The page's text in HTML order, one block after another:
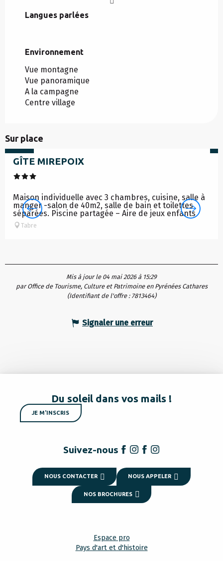
Langues parlées
Langues parlées
Environnement
Environnement
Vue montagne
Vue panoramique
A la campagne
Centre village
Sur place
900€
GÎTE MIREPOIX
Maison individuelle avec 3 chambres, cuisine, salle à
manger -salon de 40m2, salle de bain et toilettes
séparées. Piscine partagée – Aire de jeux enfants
Tabre
Mis à jour le 04 mai 2026 à 15:29
par Office de Tourisme, Culture et Patrimoine en Pyrénées Cathares
(Identifiant de l'offre : 7813464)
Signaler une erreur
Du soleil dans vos mails !
JE M'INSCRIS
Suivez-nous
NOUS CONTACTER NOUS APPELER
NOS BROCHURES
Espace pro
Pays d'art et d'histoire